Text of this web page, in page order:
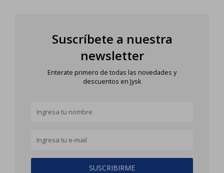
Suscríbete a nuestra
newsletter
Enterate primero de todas las novedades y
descuentos en Jysk
SUSCRIBIRME